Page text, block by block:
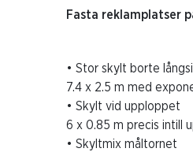
Fasta reklamplatser
• Stor skylt borte
7.4 x 2.5 m med
• Skylt vid upploppet
6 x 0.85 m precis intill
• Skyltmix måltornet